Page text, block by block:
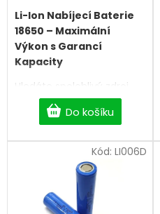
Do košíku
Li-Ion Nabíjecí Baterie
18650 – Maximální
Výkon s Garancí
Kapacity
Hledáte spolehlivý zdroj
energie pro svou čelovku,
e-cigaretu, powerbanku
nebo aku nářadí? Naše
nabíjecí baterie typu Li-
poskytují
stabilní výkon, dlouhou
životnost a maximální
bezpečnost pro všechna
vaše zařízení.
Kód: LI006D